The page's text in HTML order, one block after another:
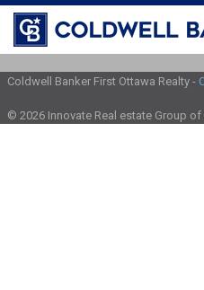
Coldwell Banker First Ottawa Realty -
© 2026 Innovate Real estate Group of